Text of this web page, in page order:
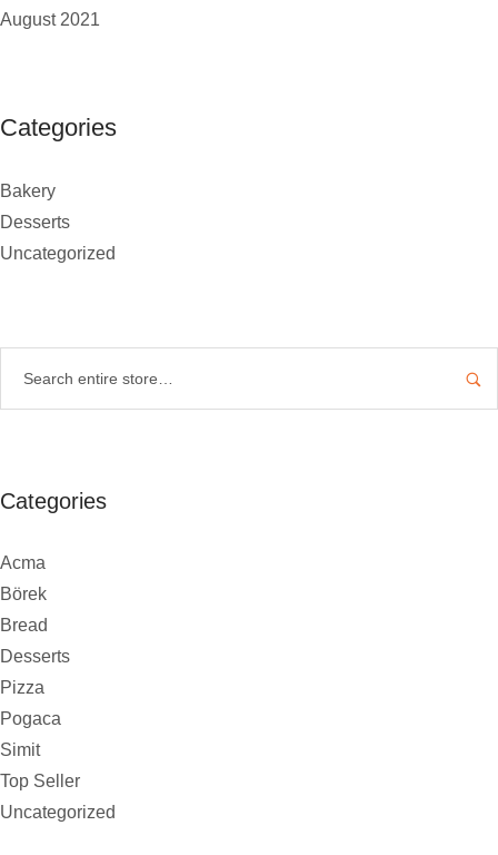
August 2021
Categories
Bakery
Desserts
Uncategorized
Categories
Acma
Börek
Bread
Desserts
Pizza
Pogaca
Simit
Top Seller
Uncategorized